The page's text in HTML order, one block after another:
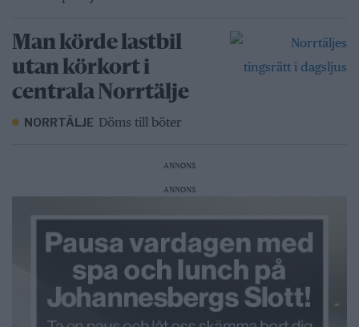
Man körde lastbil
utan körkort i
centrala Norrtälje
NORRTÄLJE Döms till böter
ANNONS
ANNONS